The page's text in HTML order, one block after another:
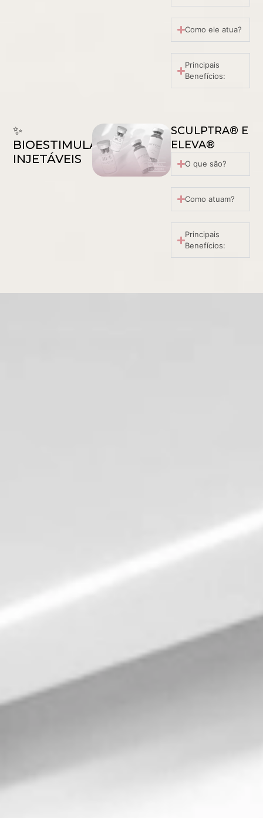
Como ele atua?
Principais
Benefícios:
✨
BIOESTIMULADORES
INJETÁVEIS
SCULPTRA® E
ELEVA®
O que são?
Como atuam?
Principais
Benefícios: